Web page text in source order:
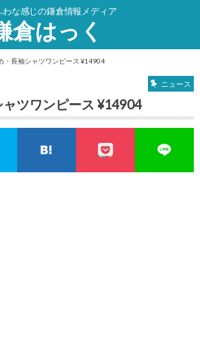
わな感じの鎌倉情報メディア
倉はっく
・長袖シャツワンピース ¥14904
ニュース
ツワンピース ¥14904
でシェア
Twitterでシェアこのエントリーをはて
pocket